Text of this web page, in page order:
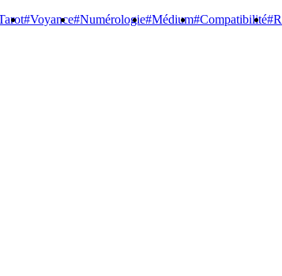
#Voyance#Numérologie#Médium#Compatibilité